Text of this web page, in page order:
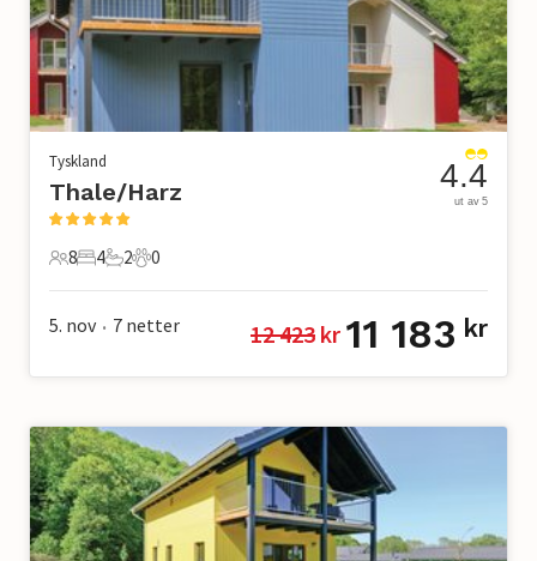
Tyskland
Thale/Harz
8 Gjester
8
4 Soverom
4
2 Bad
2
0 Kjæledyr
0
4.4
ut av 5
5. nov • 7 netter 12 423 kr 11 183 kr